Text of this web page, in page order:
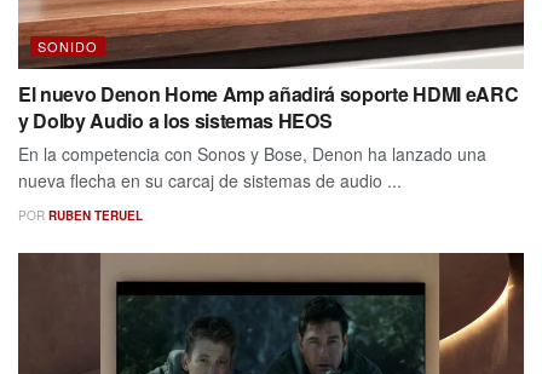
SONIDO
El nuevo Denon Home Amp añadirá soporte HDMI eARC
y Dolby Audio a los sistemas HEOS
En la competencia con Sonos y Bose, Denon ha lanzado una
nueva flecha en su carcaj de sistemas de audio ...
POR RUBEN TERUEL